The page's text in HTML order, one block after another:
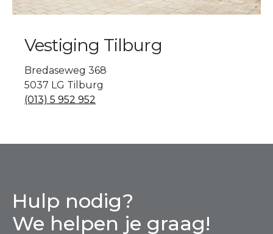
Vestiging Tilburg
Bredaseweg 368
5037 LG Tilburg
(013) 5 952 952
Hulp nodig?
We helpen je graag!